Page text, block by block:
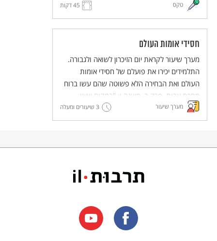
טקס 45 דקות
חסידי אומות העולם
מערך שיעור לקראת יום הזיכרון לשואה ולגבורה.
התלמידים יכירו את פועלם של חסידי אומות
העולם ואת הבחירה הלא פשוטה שהם עשו ברוח
מסכת אבות, פרק ב, משנה ו: "במקום שאין
אנשים, השתדל להיות איש."
מערך שיעור 3 שיעורים ומעלה